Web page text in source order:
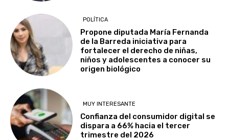
POLÍTICA
Propone diputada María Fernanda
de la Barreda iniciativa para
fortalecer el derecho de niñas,
niños y adolescentes a conocer su
origen biológico
MUY INTERESANTE
Confianza del consumidor digital se
dispara a 66% hacia el tercer
trimestre del 2026